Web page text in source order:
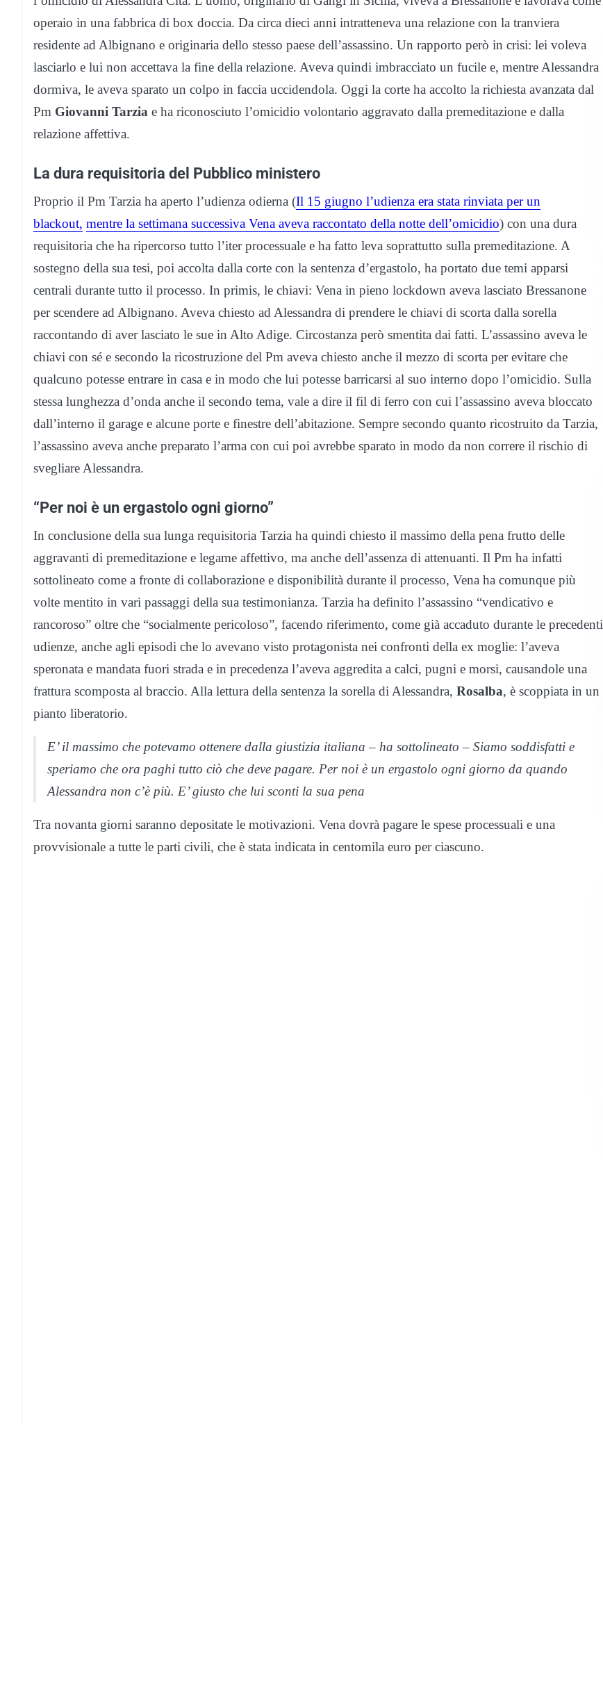
operaio in una fabbrica di box doccia. Da circa dieci anni intratteneva una relazione con la tranviera
residente ad Albignano e originaria dello stesso paese dell’assassino. Un rapporto però in crisi: lei voleva
lasciarlo e lui non accettava la fine della relazione. Aveva quindi imbracciato un fucile e, mentre Alessandra
dormiva, le aveva sparato un colpo in faccia uccidendola. Oggi la corte ha accolto la richiesta avanzata dal
Pm Giovanni Tarzia e ha riconosciuto l’omicidio volontario aggravato dalla premeditazione e dalla
relazione affettiva.
La dura requisitoria del Pubblico ministero
Proprio il Pm Tarzia ha aperto l’udienza odierna (Il 15 giugno l’udienza era stata rinviata per un
blackout, mentre la settimana successiva Vena aveva raccontato della notte dell’omicidio) con una dura
requisitoria che ha ripercorso tutto l’iter processuale e ha fatto leva soprattutto sulla premeditazione. A
sostegno della sua tesi, poi accolta dalla corte con la sentenza d’ergastolo, ha portato due temi apparsi
centrali durante tutto il processo. In primis, le chiavi: Vena in pieno lockdown aveva lasciato Bressanone
per scendere ad Albignano. Aveva chiesto ad Alessandra di prendere le chiavi di scorta dalla sorella
raccontando di aver lasciato le sue in Alto Adige. Circostanza però smentita dai fatti. L’assassino aveva le
chiavi con sé e secondo la ricostruzione del Pm aveva chiesto anche il mezzo di scorta per evitare che
qualcuno potesse entrare in casa e in modo che lui potesse barricarsi al suo interno dopo l’omicidio. Sulla
stessa lunghezza d’onda anche il secondo tema, vale a dire il fil di ferro con cui l’assassino aveva bloccato
dall’interno il garage e alcune porte e finestre dell’abitazione. Sempre secondo quanto ricostruito da Tarzia,
l’assassino aveva anche preparato l’arma con cui poi avrebbe sparato in modo da non correre il rischio di
svegliare Alessandra.
“Per noi è un ergastolo ogni giorno”
In conclusione della sua lunga requisitoria Tarzia ha quindi chiesto il massimo della pena frutto delle
aggravanti di premeditazione e legame affettivo, ma anche dell’assenza di attenuanti. Il Pm ha infatti
sottolineato come a fronte di collaborazione e disponibilità durante il processo, Vena ha comunque più
volte mentito in vari passaggi della sua testimonianza. Tarzia ha definito l’assassino “vendicativo e
rancoroso” oltre che “socialmente pericoloso”, facendo riferimento, come già accaduto durante le precedenti
udienze, anche agli episodi che lo avevano visto protagonista nei confronti della ex moglie: l’aveva
speronata e mandata fuori strada e in precedenza l’aveva aggredita a calci, pugni e morsi, causandole una
frattura scomposta al braccio. Alla lettura della sentenza la sorella di Alessandra, Rosalba, è scoppiata in un
pianto liberatorio.
E’ il massimo che potevamo ottenere dalla giustizia italiana – ha sottolineato – Siamo soddisfatti e
speriamo che ora paghi tutto ciò che deve pagare. Per noi è un ergastolo ogni giorno da quando
Alessandra non c’è più. E’ giusto che lui sconti la sua pena
Tra novanta giorni saranno depositate le motivazioni. Vena dovrà pagare le spese processuali e una
provvisionale a tutte le parti civili, che è stata indicata in centomila euro per ciascuno.